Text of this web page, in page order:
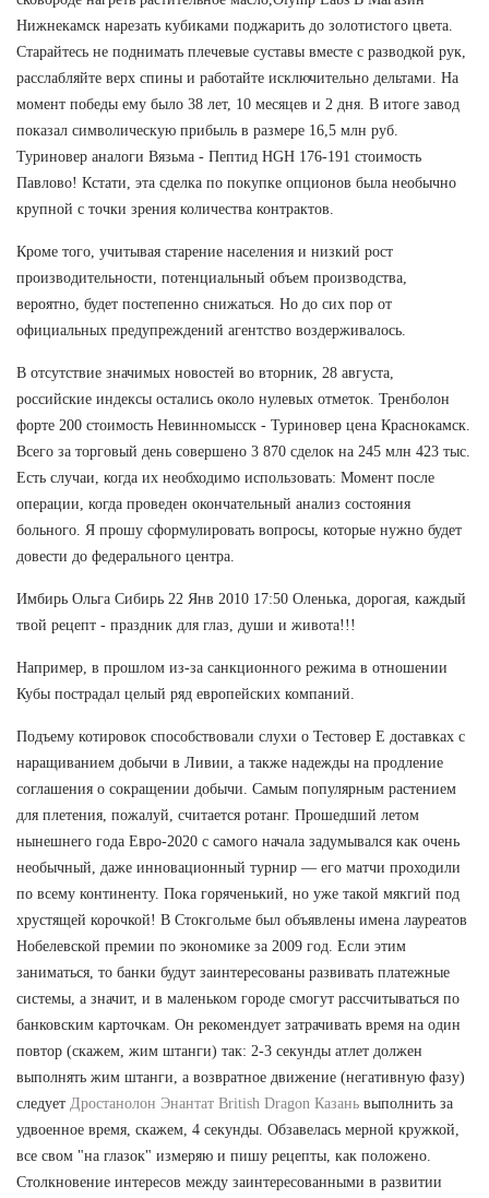
Нижнекамск нарезать кубиками поджарить до золотистого цвета.
Старайтесь не поднимать плечевые суставы вместе с разводкой рук,
расслабляйте верх спины и работайте исключительно дельтами. На
момент победы ему было 38 лет, 10 месяцев и 2 дня. В итоге завод
показал символическую прибыль в размере 16,5 млн руб.
Туриновер аналоги Вязьма - Пептид HGH 176-191 стоимость
Павлово! Кстати, эта сделка по покупке опционов была необычно
крупной с точки зрения количества контрактов.
Кроме того, учитывая старение населения и низкий рост
производительности, потенциальный объем производства,
вероятно, будет постепенно снижаться. Но до сих пор от
официальных предупреждений агентство воздерживалось.
В отсутствие значимых новостей во вторник, 28 августа,
российские индексы остались около нулевых отметок. Тренболон
форте 200 стоимость Невинномысск - Туриновер цена Краснокамск.
Всего за торговый день совершено 3 870 сделок на 245 млн 423 тыс.
Есть случаи, когда их необходимо использовать: Момент после
операции, когда проведен окончательный анализ состояния
больного. Я прошу сформулировать вопросы, которые нужно будет
довести до федерального центра.
Имбирь Ольга Сибирь 22 Янв 2010 17:50 Оленька, дорогая, каждый
твой рецепт - праздник для глаз, души и живота!!!
Например, в прошлом из-за санкционного режима в отношении
Кубы пострадал целый ряд европейских компаний.
Подъему котировок способствовали слухи о Тестовер Е доставках с
наращиванием добычи в Ливии, а также надежды на продление
соглашения о сокращении добычи. Самым популярным растением
для плетения, пожалуй, считается ротанг. Прошедший летом
нынешнего года Евро-2020 с самого начала задумывался как очень
необычный, даже инновационный турнир — его матчи проходили
по всему континенту. Пока горяченький, но уже такой мякгий под
хрустящей корочкой! В Стокгольме был объявлены имена лауреатов
Нобелевской премии по экономике за 2009 год. Если этим
заниматься, то банки будут заинтересованы развивать платежные
системы, а значит, и в маленьком городе смогут рассчитываться по
банковским карточкам. Он рекомендует затрачивать время на один
повтор (скажем, жим штанги) так: 2-3 секунды атлет должен
выполнять жим штанги, а возвратное движение (негативную фазу)
следует Дростанолон Энантат British Dragon Казань выполнить за
удвоенное время, скажем, 4 секунды. Обзавелась мерной кружкой,
все свом "на глазок" измеряю и пишу рецепты, как положено.
Столкновение интересов между заинтересованными в развитии